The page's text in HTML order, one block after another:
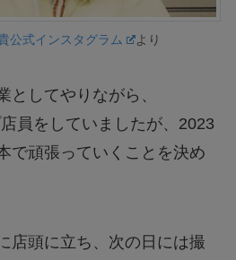
公式インスタグラム より
としてやりながら、
員をしていましたが、2023
で頑張っていくことを決め
店頭に立ち、次の日には撮